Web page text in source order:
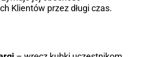
Klientów przez długi czas.